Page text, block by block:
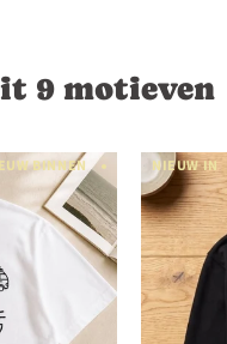
9 motieven
BINNEN NIEUW BINNEN
NIEUW IN